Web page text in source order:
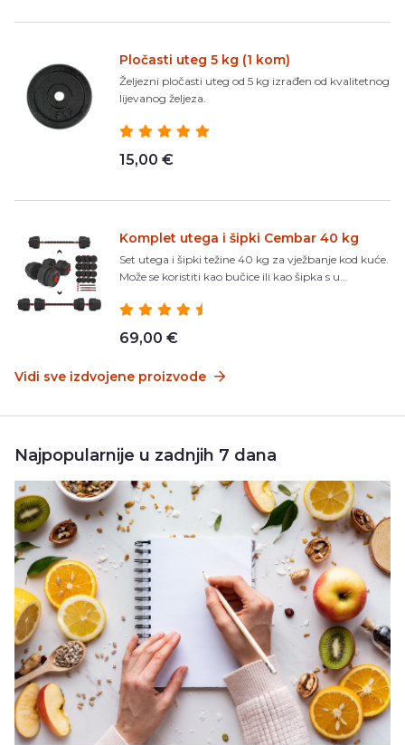
Pločasti uteg 5 kg (1 kom)
Željezni pločasti uteg od 5 kg izrađen od kvalitetnog
lijevanog željeza.
15,00 €
Komplet utega i šipki Cembar 40 kg
Set utega i šipki težine 40 kg za vježbanje kod kuće.
Može se koristiti kao bučice ili kao šipka s u...
69,00 €
Vidi sve izdvojene proizvode
Najpopularnije u zadnjih 7 dana